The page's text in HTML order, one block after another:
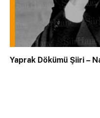
Yaprak Dökümü Şiiri –